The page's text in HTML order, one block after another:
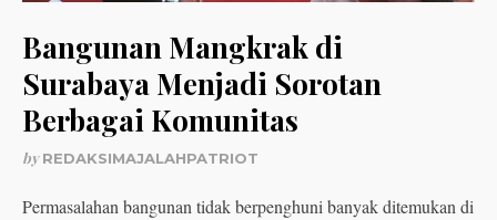
Bangunan Mangkrak di
Surabaya Menjadi Sorotan
Berbagai Komunitas
byREDAKSIMAJALAHPATRIOT
Permasalahan bangunan tidak berpenghuni banyak ditemukan di